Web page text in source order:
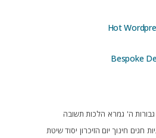
Hot
Bespoke
גבורות ה' גמרא הלכות תשובה
חגים חינוך יום הזיכרון יסוד שיטת